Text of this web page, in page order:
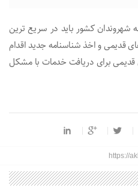
کشور باید در سریع ترین
قدیمی و اخذ شناسنامه جدید اقدام
قدیمی برای دریافت خدمات با مشکل
https://